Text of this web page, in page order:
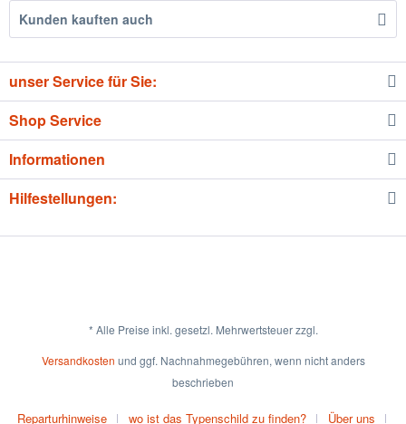
Kunden kauften auch
unser Service für Sie:
Shop Service
Informationen
Hilfestellungen:
* Alle Preise inkl. gesetzl. Mehrwertsteuer zzgl.
Versandkosten und ggf. Nachnahmegebühren, wenn nicht anders
beschrieben
Reparturhinweise wo ist das Typenschild zu finden? Über uns